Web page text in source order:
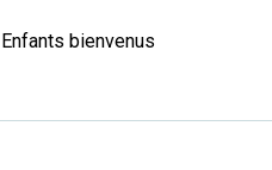
Enfants bienvenus